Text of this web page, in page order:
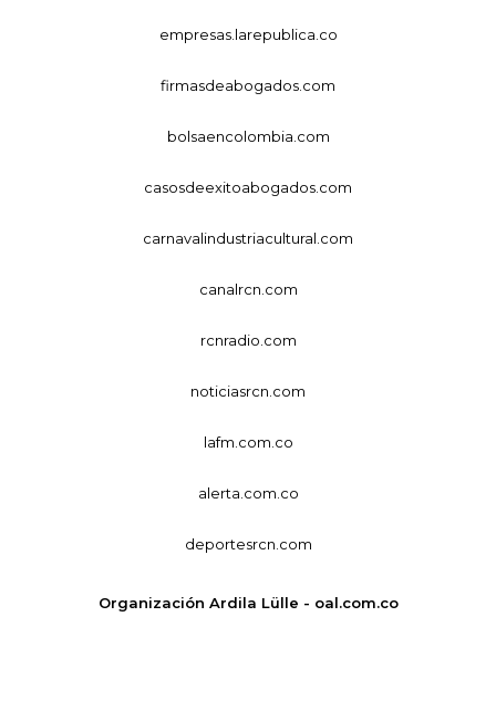
empresas.larepublica.co
firmasdeabogados.com
bolsaencolombia.com
casosdeexitoabogados.com
carnavalindustriacultural.com
canalrcn.com
rcnradio.com
noticiasrcn.com
lafm.com.co
alerta.com.co
deportesrcn.com
Organización Ardila Lülle - oal.com.co